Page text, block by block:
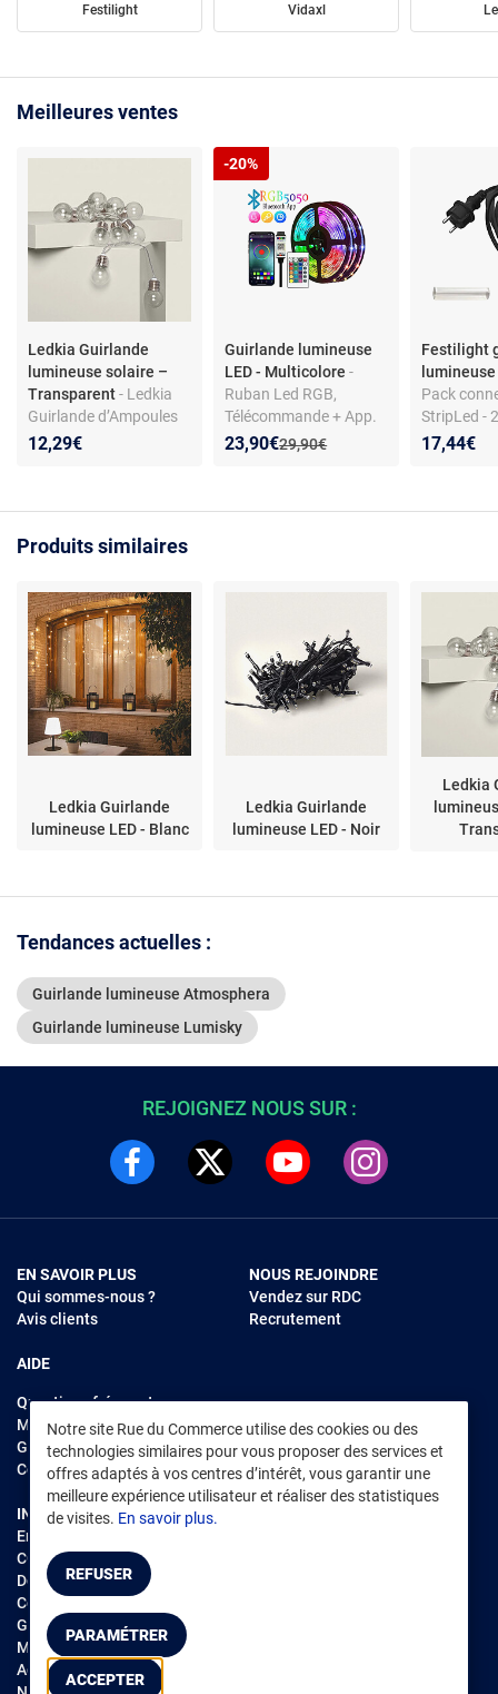
Festilight
Vidaxl
Meilleures ventes
Ledkia Guirlande
lumineuse solaire –
Transparent- Ledkia
Guirlande d’Ampoules
LED Solaire Galilei 2m
12,29€
Guirlande lumineuse
LED - Multicolore-
Ruban Led RGB,
Télécommande + App.
Bluetooth,Ancien prix :
29,90€
Nouveau prix :
23,90€
Réduction de :
-20%
Festilight
Pack
StripLed -
Festilight
17,44€
Produits similaires
Ledkia Guirlande
lumineuse LED - Blanc
Ledkia Guirlande
lumineuse LED - Noir
Ledkia
Tendances actuelles :
Guirlande lumineuse Atmosphera
Guirlande lumineuse Lumisky
Notre site Rue du Commerce utilise des cookies ou des
technologies similaires pour vous proposer des services et
offres adaptés à vos centres d’intérêt, vous garantir une
meilleure expérience utilisateur et réaliser des statistiques
de visites. En savoir plus.
REFUSER
PARAMÉTRER
ACCEPTER
REJOIGNEZ NOUS SUR :
EN SAVOIR PLUS
Qui sommes-nous ?
Avis clients
AIDE
Questions fréquentes
Modes de règlements
Garantie et retours
Contacter Rue du Commerce
NOUS REJOINDRE
Vendez sur RDC
Recrutement
INFORMATIONS LÉGALES
Environnement
CGV /CGU Marketplace
Données personnelles
Cookies
Gérer mes cookies
Mentions légales
Accessibilité : non conforme